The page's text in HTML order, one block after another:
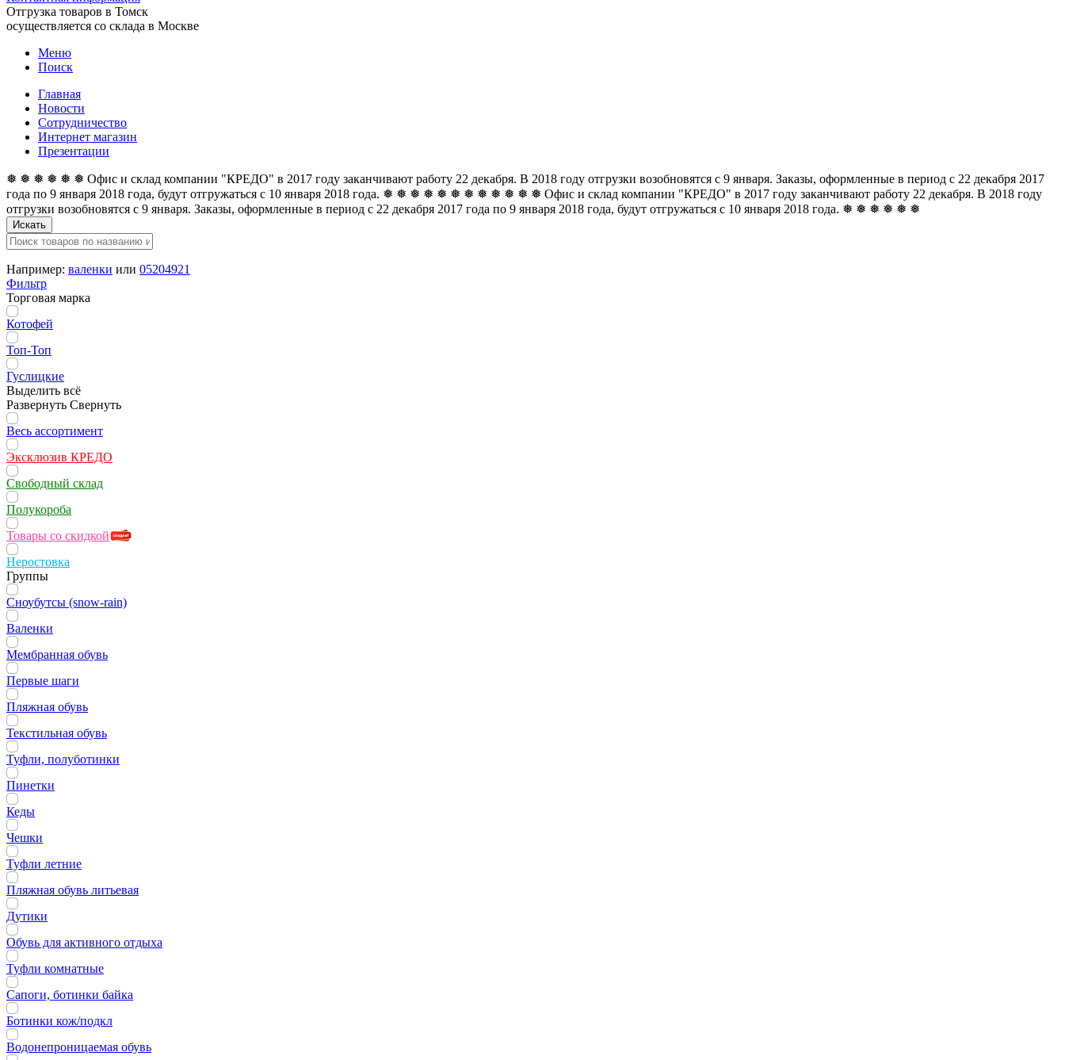
Отгрузка товаров в Томск
осуществляется со склада в Москве
Меню
Поиск
Главная
Новости
Сотрудничество
Интернет магазин
Презентации
❅ ❅ ❅ ❅ ❅ ❅ Офис и склад компании "КРЕДО" в 2017 году заканчивают работу 22 декабря. В 2018 году отгрузки возобновятся с 9 января. Заказы, оформленные в период с 22 декабря 2017
года по 9 января 2018 года, будут отгружаться с 10 января 2018 года. ❅ ❅ ❅ ❅ ❅ ❅ ❅ ❅ ❅ ❅ ❅ ❅ Офис и склад компании "КРЕДО" в 2017 году заканчивают работу 22 декабря. В 2018 году
отгрузки возобновятся с 9 января. Заказы, оформленные в период с 22 декабря 2017 года по 9 января 2018 года, будут отгружаться с 10 января 2018 года. ❅ ❅ ❅ ❅ ❅ ❅
Искать
Например: валенки или 05204921
Фильтр
Торговая марка
Котофей
Топ-Топ
Гуслицкие
Выделить всё
Развернуть Свернуть
Весь ассортимент
Эксклюзив КРЕДО
Свободный склад
Полукороба
Товары со скидкой
Неростовка
Группы
Сноубутсы (snow-rain)
Валенки
Мембранная обувь
Первые шаги
Пляжная обувь
Текстильная обувь
Туфли, полуботинки
Пинетки
Кеды
Чешки
Туфли летние
Пляжная обувь литьевая
Дутики
Обувь для активного отдыха
Туфли комнатные
Сапоги, ботинки байка
Ботинки кож/подкл
Водонепроницаемая обувь